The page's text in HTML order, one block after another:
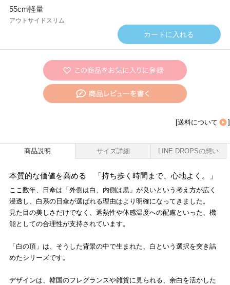
55cm軽量
アウトサイドスリム
[送料について ]
商品説明 サイズ詳細 LINE DROPSの想い
本質的な価値を高める 「持ち歩く時間まで、心地よく。」
ここ数年、日傘は「外側は白、内側は黒」が良いという考え方が広く
浸透し、白系の日傘が選ばれる理由はより明確になってきました。
見た目の美しさだけでなく、遮熱性や体感温度への配慮といった、機
能としての合理性が支持されています。
「白の頂」は、そうした背景の中で生まれた、白という選択を突き詰
めたシリーズです。
デザインは、韓国のフレグランスや雑貨に見られる、余白を活かした